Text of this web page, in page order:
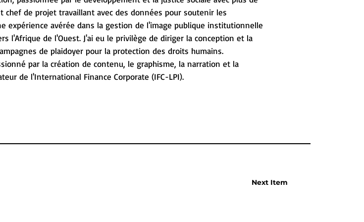
chef de projet travaillant avec des données pour soutenir les
expérience avérée dans la gestion de l'image publique institutionnelle
l'Afrique de l'Ouest. J'ai eu le privilège de diriger la conception et la
de plaidoyer pour la protection des droits humains.
par la création de contenu, le graphisme, la narration et la
de l'International Finance Corporate (IFC-LPI).
Next Item